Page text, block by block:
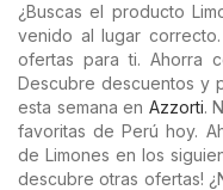
¿Buscas el producto
venido al lugar correcto.
ofertas para ti. Ahorra
Descubre descuentos y
esta semana en Azzorti.
favoritas de Perú hoy.
de Limones en los
descubre otras ofertas!